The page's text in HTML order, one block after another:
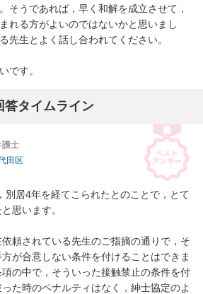
そうであれば，早く和解を成立させて，
れる方がよいのではないかと思いまし
先生とよく話し合われてください。
です。
答タイムライン
護士
田区
別居4年を経てこられたとのことで，とて
思います。
頼されている先生のご指摘の通りで，そ
が合意しない条件を付けることはできま
の中で，そういった接触禁止の条件を付
た時のペナルティはなく，紳士協定のよ